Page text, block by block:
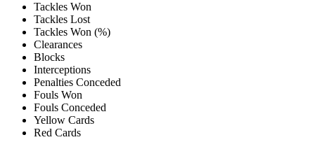
Tackles Won
Tackles Lost
Tackles Won (%)
Clearances
Blocks
Interceptions
Penalties Conceded
Fouls Won
Fouls Conceded
Yellow Cards
Red Cards